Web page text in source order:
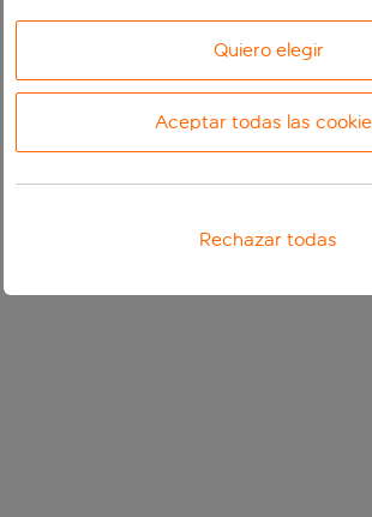
Quiero elegir
Aceptar todas las
Rechazar todas